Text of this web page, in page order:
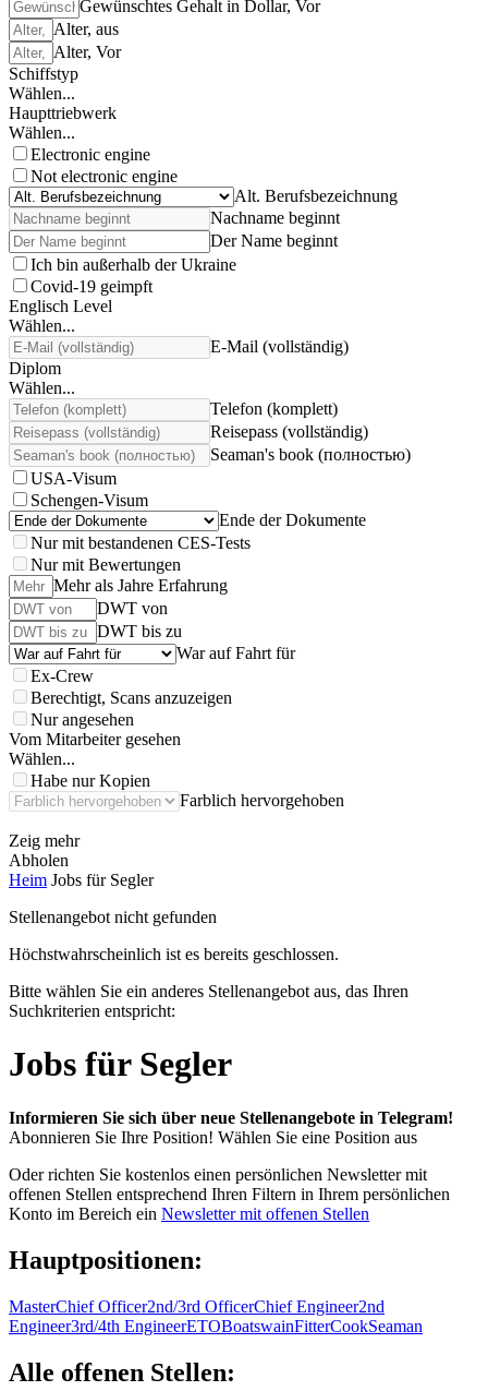
Gewünschtes Gehalt in Dollar, Vor
Alter, aus
Alter, Vor
Schiffstyp
Wählen...
Haupttriebwerk
Wählen...
Electronic engine
Not electronic engine
Alt. Berufsbezeichnung
Nachname beginnt
Der Name beginnt
Ich bin außerhalb der Ukraine
Covid-19 geimpft
Englisch Level
Wählen...
E-Mail (vollständig)
Diplom
Wählen...
Telefon (komplett)
Reisepass (vollständig)
Seaman's book (полностью)
USA-Visum
Schengen-Visum
Ende der Dokumente
Nur mit bestandenen CES-Tests
Nur mit Bewertungen
Mehr als Jahre Erfahrung
DWT von
DWT bis zu
War auf Fahrt für
Ex-Crew
Berechtigt, Scans anzuzeigen
Nur angesehen
Vom Mitarbeiter gesehen
Wählen...
Habe nur Kopien
Farblich hervorgehoben
Zeig mehr
Abholen
Heim Jobs für Segler
Stellenangebot nicht gefunden
Höchstwahrscheinlich ist es bereits geschlossen.
Bitte wählen Sie ein anderes Stellenangebot aus, das Ihren
Suchkriterien entspricht:
Jobs für Segler
Informieren Sie sich über neue Stellenangebote in Telegram!
Abonnieren Sie Ihre Position! Wählen Sie eine Position aus
Oder richten Sie kostenlos einen persönlichen Newsletter mit
offenen Stellen entsprechend Ihren Filtern in Ihrem persönlichen
Konto im Bereich ein Newsletter mit offenen Stellen
Hauptpositionen:
MasterChief Officer2nd/3rd OfficerChief Engineer2nd
Engineer3rd/4th EngineerETOBoatswainFitterCookSeaman
Alle offenen Stellen: